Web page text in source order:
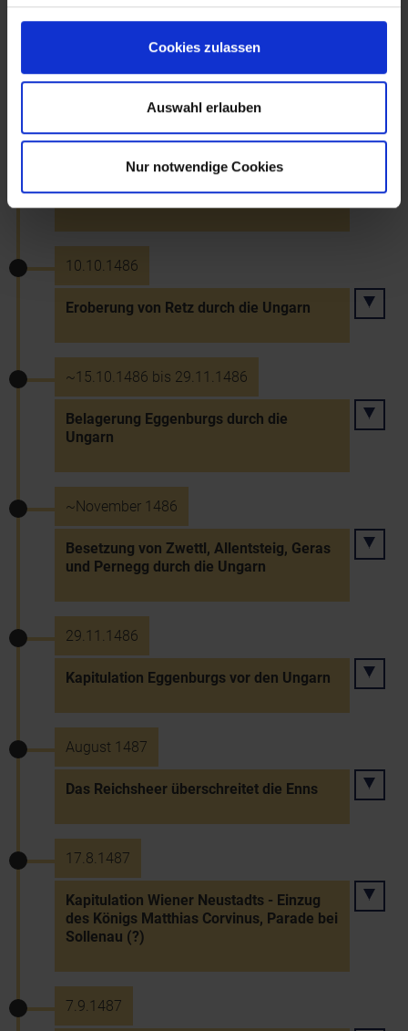
Cookies zulassen
Auswahl erlauben
Nur notwendige Cookies
1.12.1484
30.9.1486
Eroberung von Laa/Thaya und Feldsberg
(Valtice) durch die Ungarn
10.10.1486
Eroberung von Retz durch die Ungarn
~15.10.1486 bis 29.11.1486
Belagerung Eggenburgs durch die
Ungarn
~November 1486
Besetzung von Zwettl, Allentsteig, Geras
und Pernegg durch die Ungarn
29.11.1486
Kapitulation Eggenburgs vor den Ungarn
August 1487
Das Reichsheer überschreitet die Enns
17.8.1487
Kapitulation Wiener Neustadts - Einzug
des Königs Matthias Corvinus, Parade bei
Sollenau (?)
7.9.1487